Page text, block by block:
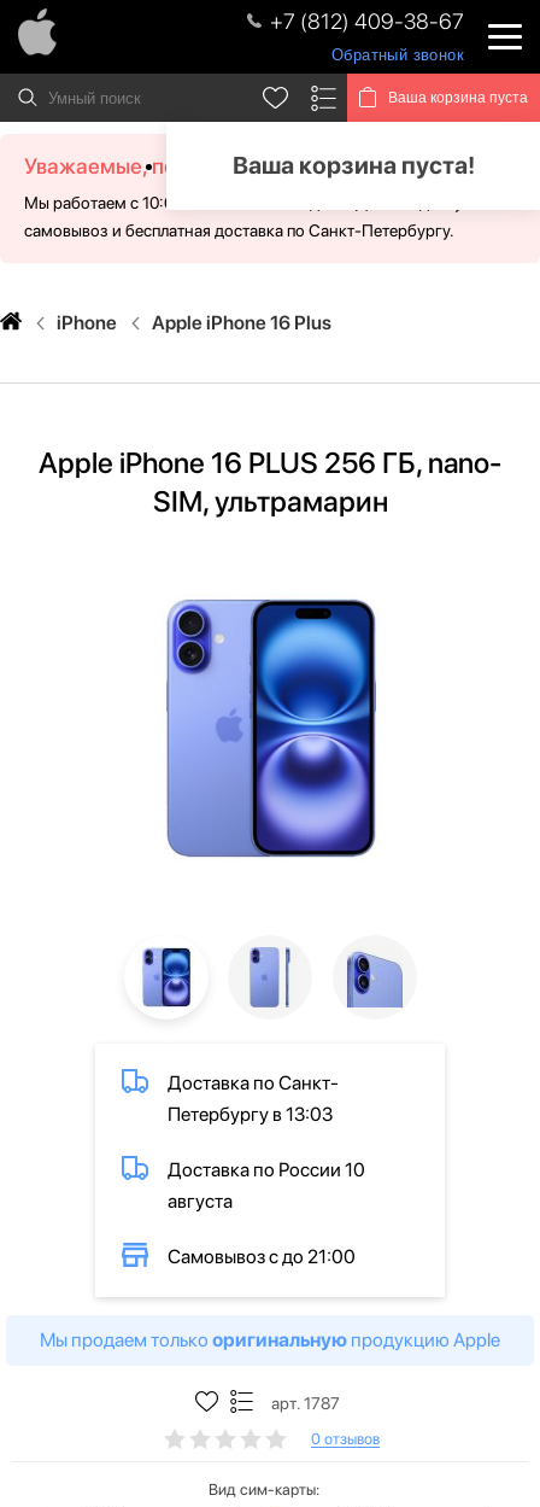
+7 (812) 409-38-67
Обратный звонок
Ваша корзина пуста
Ваша корзина пуста!
Уважаемые, посетители!
Мы работаем с 10:00 - 21:00 без выходных. Для Вас доступен
самовывоз и бесплатная доставка по Санкт-Петербургу.
iPhone Apple iPhone 16 Plus
Apple iPhone 16 PLUS 256 ГБ, nano-
SIM, ультрамарин
Доставка по Санкт-
Петербургу в 13:03
Доставка по России 10
августа
Самовывоз с до 21:00
Мы продаем только оригинальную продукцию Apple
арт. 1787
0 отзывов
Вид сим-карты: